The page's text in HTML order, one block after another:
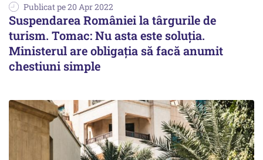
Publicat pe 20 Apr 2022
Suspendarea României la târgurile de
turism. Tomac: Nu asta este soluția.
Ministerul are obligația să facă anumit
chestiuni simple